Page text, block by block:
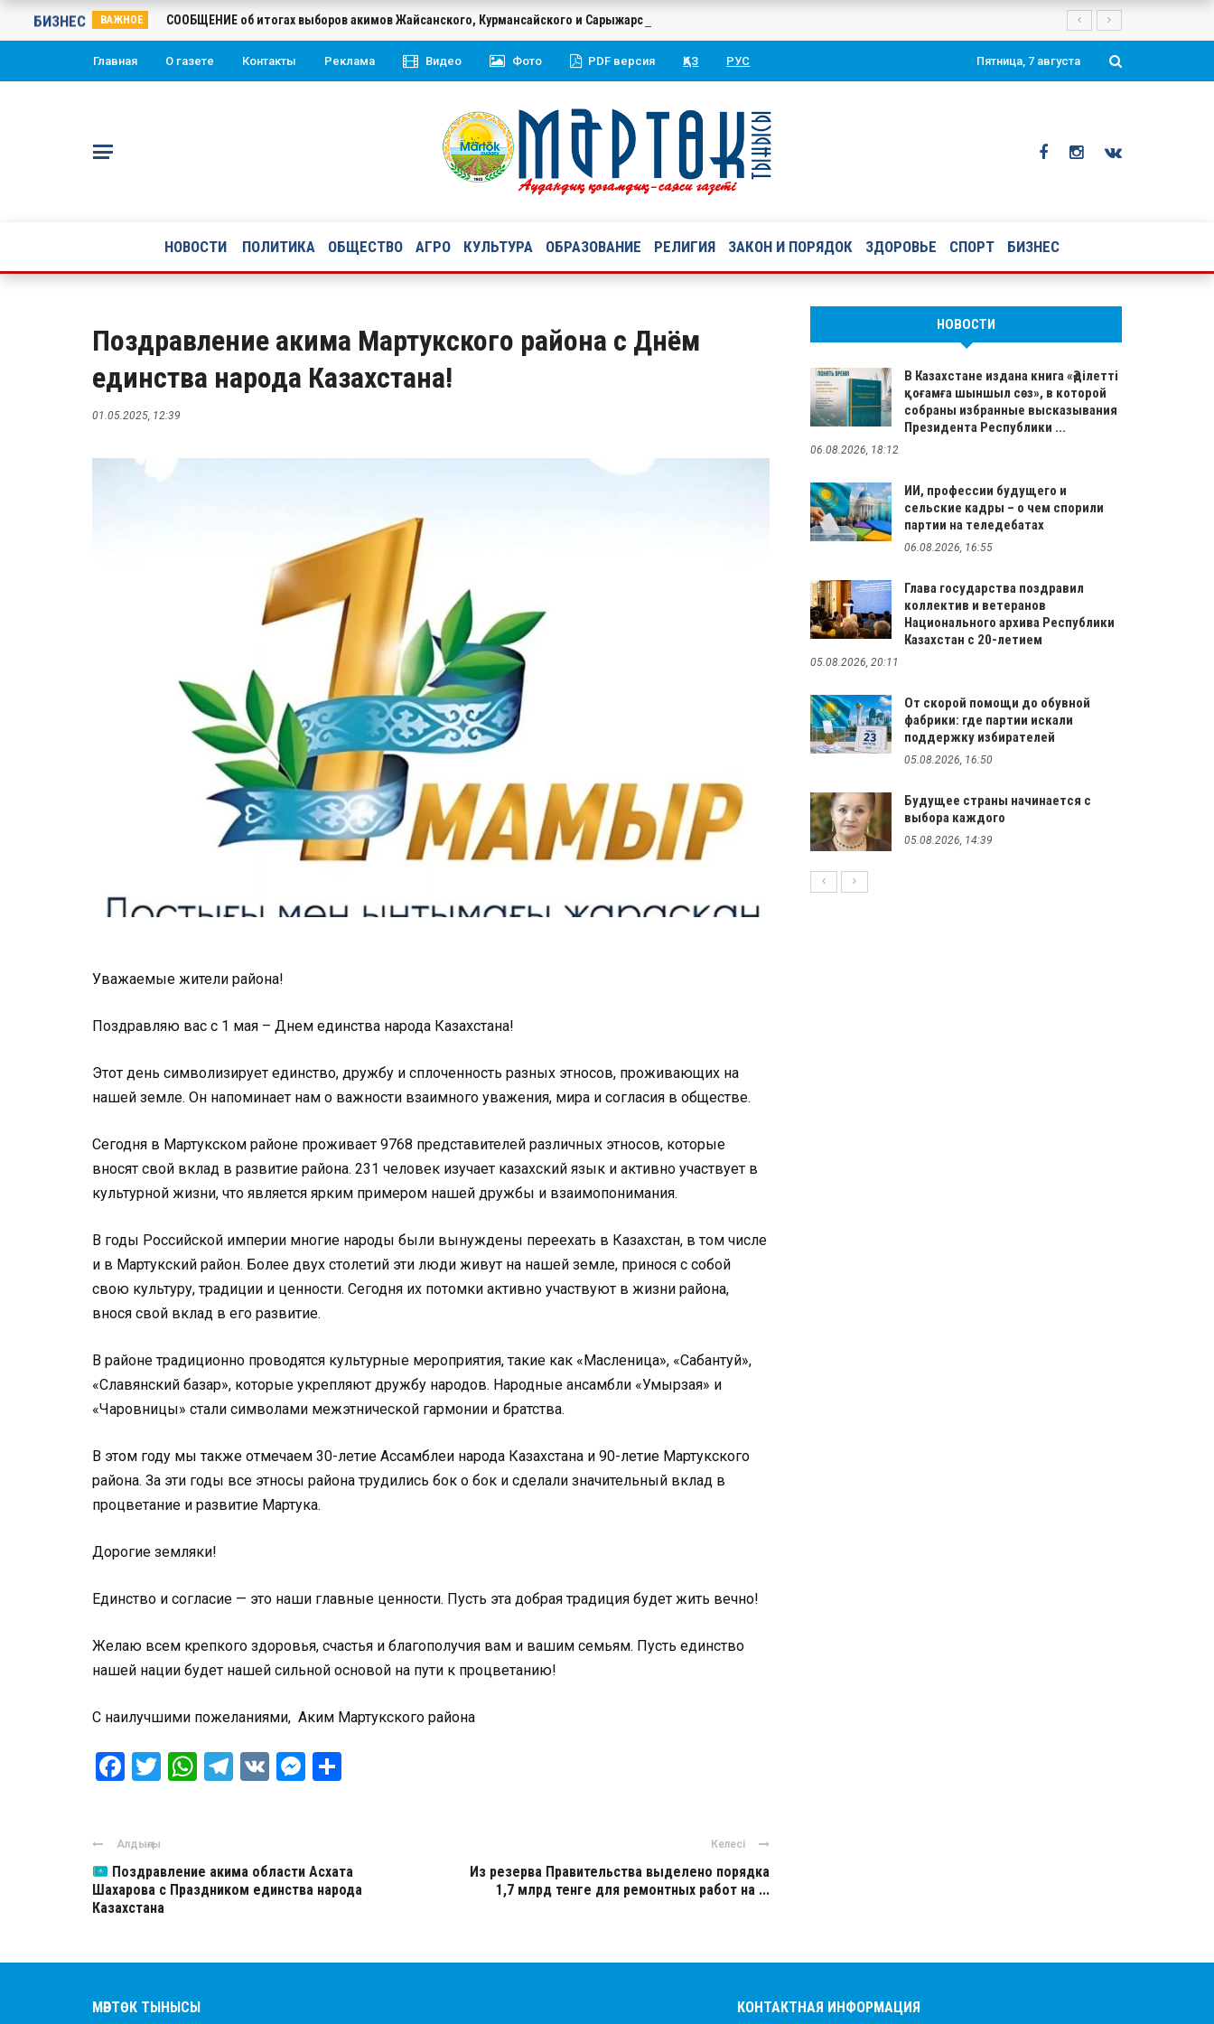
ВАЖНОЕ СООБЩЕНИЕ об итогах выборов акимов Жайсанского, Курмансайского и Сарыжарского сельских округов Мартукского района Актюбинской области
Главная О газете Контакты Реклама Видео Фото PDF версия ҚАЗ РУС Пятница, 7 августа
НОВОСТИ ПОЛИТИКА ОБЩЕСТВО АГРО КУЛЬТУРА ОБРАЗОВАНИЕ РЕЛИГИЯ ЗАКОН И ПОРЯДОК ЗДОРОВЬЕ СПОРТ БИЗНЕС
БИЗНЕС
Поздравление акима Мартукского района с Днём
единства народа Казахстана!
01.05.2025, 12:39
Уважаемые жители района!
Поздравляю вас с 1 мая – Днем единства народа Казахстана!
Этот день символизирует единство, дружбу и сплоченность разных этносов, проживающих на
нашей земле. Он напоминает нам о важности взаимного уважения, мира и согласия в обществе.
Сегодня в Мартукском районе проживает 9768 представителей различных этносов, которые
вносят свой вклад в развитие района. 231 человек изучает казахский язык и активно участвует в
культурной жизни, что является ярким примером нашей дружбы и взаимопонимания.
В годы Российской империи многие народы были вынуждены переехать в Казахстан, в том числе
и в Мартукский район. Более двух столетий эти люди живут на нашей земле, принося с собой
свою культуру, традиции и ценности. Сегодня их потомки активно участвуют в жизни района,
внося свой вклад в его развитие.
В районе традиционно проводятся культурные мероприятия, такие как «Масленица», «Сабантуй»,
«Славянский базар», которые укрепляют дружбу народов. Народные ансамбли «Умырзая» и
«Чаровницы» стали символами межэтнической гармонии и братства.
В этом году мы также отмечаем 30-летие Ассамблеи народа Казахстана и 90-летие Мартукского
района. За эти годы все этносы района трудились бок о бок и сделали значительный вклад в
процветание и развитие Мартука.
Дорогие земляки!
Единство и согласие — это наши главные ценности. Пусть эта добрая традиция будет жить вечно!
Желаю всем крепкого здоровья, счастья и благополучия вам и вашим семьям. Пусть единство
нашей нации будет нашей сильной основой на пути к процветанию!
С наилучшими пожеланиями, Аким Мартукского района
Facebook
Twitter
WhatsApp
Telegram
VK Messenger
Алдыңғы
Поздравление акима области Асхата
Шахарова с Праздником единства народа
Казахстана
Келесі
Из резерва Правительства выделено порядка
1,7 млрд тенге для ремонтных работ на ...
НОВОСТИ
В Казахстане издана книга «Әділетті
қоғамға шыншыл сөз», в которой
собраны избранные высказывания
Президента Республики ...
06.08.2026, 18:12
ИИ, профессии будущего и
сельские кадры – о чем спорили
партии на теледебатах
06.08.2026, 16:55
Глава государства поздравил
коллектив и ветеранов
Национального архива Республики
Казахстан с 20-летием
05.08.2026, 20:11
От скорой помощи до обувной
фабрики: где партии искали
поддержку избирателей
05.08.2026, 16:50
Будущее страны начинается с
выбора каждого
05.08.2026, 14:39
МӘРТӨК ТЫНЫСЫ КОНТАКТНАЯ ИНФОРМАЦИЯ